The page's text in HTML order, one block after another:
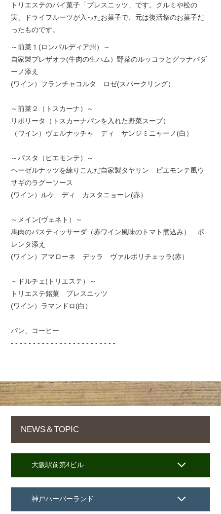
トリエステのパイ菓子「プレスニッツ」です。クルミや松の
実、ドライフルーツが入ったお菓子で、元は復活祭のお菓子だ
ったものです。
～前菜１(ロンバルディア州）～
自家製ブレザオラ(牛肉の生ハム）野菜のルッコラとグラナパダ
ーノ添え
(ワイン）フランチャコルタ ロゼ(スパークリング）
～前菜２（トスカーナ）～
リボリータ（トスカーナパンを入れた野菜スープ）
（ワイン）ヴェルナッチャ ディ サンジミニャーノ(白）
～パスタ（ピエモンテ）～
ヘーゼルナッツを練りこんだ自家製タヤリン ピエモンテ風ウ
サギのラグーソース
(ワイン）ルケ ディ カスタニョーレ(赤）
～メイン(ヴェネト）～
馬肉のパスティッサーダ（赤ワイン風味のトマト煮込み） ポ
レンタ添え
(ワイン）アマローネ デッラ ヴァルポリチェッラ(赤）
～ドルチェ(トリエステ）～
トリエステ銘菓 プレスニッツ
(ワイン）ラマンドロ(白）
パン、コーヒー
- - - - - - - - - - - - - - - - - - - - - - - -
NEWS＆TOPIC
大阪駅前第4ビル
神戸ハーバーランド